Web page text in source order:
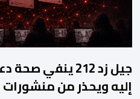
جيل زد 212
إليه ويحذر من